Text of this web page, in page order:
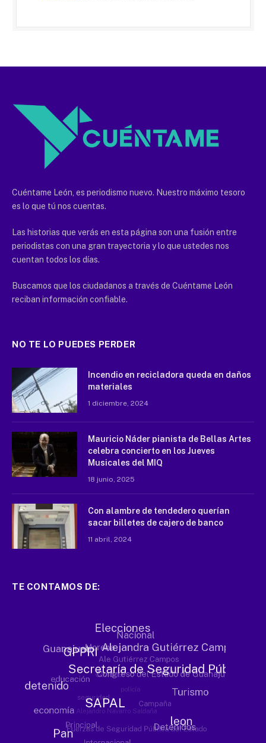
Cuéntame León, es periodismo nuevo. Nuestro máximo tesoro
es lo que tú nos cuentas.
Las historias que verás en esta página son una fusión entre
periodistas con una gran trayectoria y lo que ustedes nos
cuentan todos los días.
Buscamos que los ciudadanos a través de Cuéntame León
reciban información confiable.
NO TE LO PUEDES PERDER
Incendio en recicladora queda en daños
materiales
1 diciembre, 2024
Mauricio Náder pianista de Bellas Artes
celebra concierto en los Jueves
Musicales del MIQ
18 junio, 2025
Con alambre de tendedero querían
sacar billetes de cajero de banco
11 abril, 2024
TE CONTAMOS DE: